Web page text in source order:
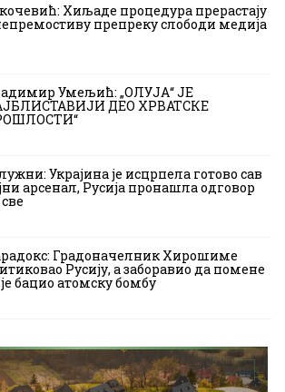
Хиљаде процедура прерастају
препреку слободи медија
Умељић: „ОЛУЈА“ ЈЕ
ДЕО ХРВАТСКЕ
Украјина је исцрпела готово сав
арсенал, Русија пронашла одговор
Градоначелник Хирошиме
Русију, а заборавио да помене
бацио атомску бомбу